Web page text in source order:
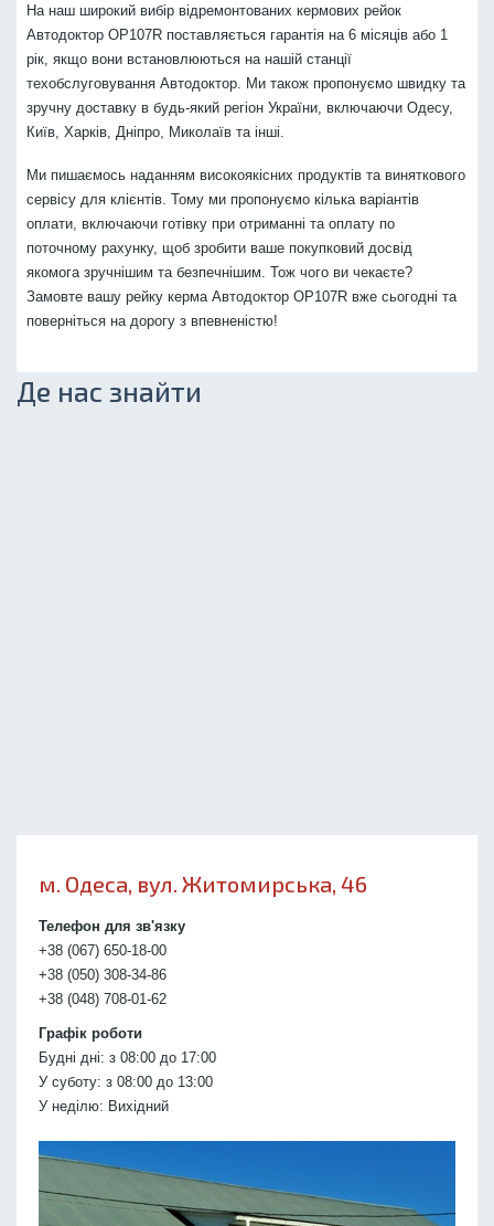
На наш широкий вибір відремонтованих кермових рейок
Автодоктор OP107R поставляється гарантія на 6 місяців або 1
рік, якщо вони встановлюються на нашій станції
техобслуговування Автодоктор. Ми також пропонуємо швидку та
зручну доставку в будь-який регіон України, включаючи Одесу,
Київ, Харків, Дніпро, Миколаїв та інші.
Ми пишаємось наданням високоякісних продуктів та виняткового
сервісу для клієнтів. Тому ми пропонуємо кілька варіантів
оплати, включаючи готівку при отриманні та оплату по
поточному рахунку, щоб зробити ваше покупковий досвід
якомога зручнішим та безпечнішим. Тож чого ви чекаєте?
Замовте вашу рейку керма Автодоктор OP107R вже сьогодні та
поверніться на дорогу з впевненістю!
Де нас знайти
м. Одеса, вул. Житомирська, 46
Телефон для зв'язку
+38 (067) 650-18-00
+38 (050) 308-34-86
+38 (048) 708-01-62
Графік роботи
Будні дні: з 08:00 до 17:00
У суботу: з 08:00 до 13:00
У неділю: Вихідний